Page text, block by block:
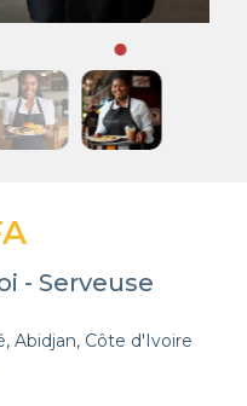
- Serveuse
Abidjan, Côte d'Ivoire